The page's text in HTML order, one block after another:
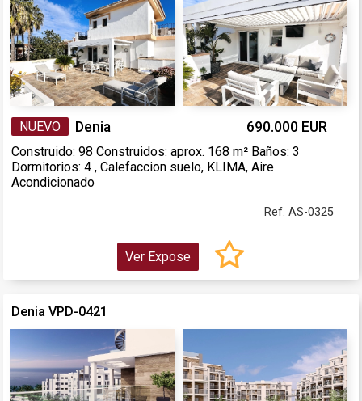
NUEVO Denia 690.000 EUR
Construido: 98 Construidos: aprox. 168 m² Baños: 3
Dormitorios: 4 , Calefaccion suelo, KLIMA, Aire
Acondicionado
Ref. AS-0325
Ver Expose
Denia VPD-0421